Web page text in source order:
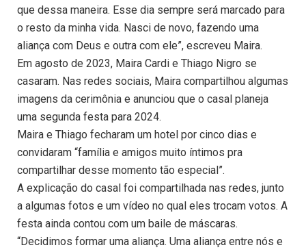
que dessa maneira. Esse dia sempre será marcado para
o resto da minha vida. Nasci de novo, fazendo uma
aliança com Deus e outra com ele”, escreveu Maira.
Em agosto de 2023, Maira Cardi e Thiago Nigro se
casaram. Nas redes sociais, Maira compartilhou algumas
imagens da cerimônia e anunciou que o casal planeja
uma segunda festa para 2024.
Maira e Thiago fecharam um hotel por cinco dias e
convidaram “família e amigos muito íntimos pra
compartilhar desse momento tão especial”.
A explicação do casal foi compartilhada nas redes, junto
a algumas fotos e um vídeo no qual eles trocam votos. A
festa ainda contou com um baile de máscaras.
“Decidimos formar uma aliança. Uma aliança entre nós e